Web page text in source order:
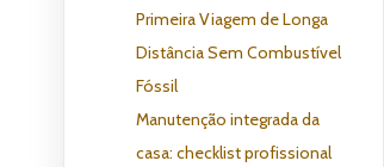
Primeira Viagem de Longa
Distância Sem Combustível
Fóssil
Manutenção integrada da
casa: checklist profissional